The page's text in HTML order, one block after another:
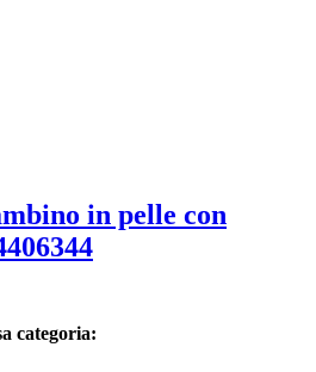
in pelle con
categoria: